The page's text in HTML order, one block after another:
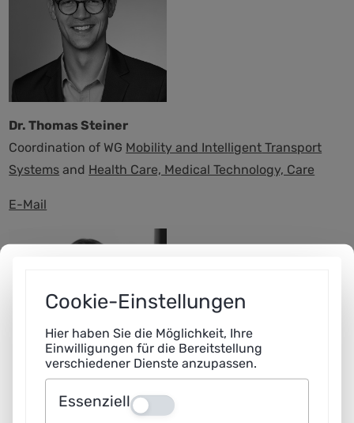
Dr. Thomas Steiner
Coordination of WG Mobility and Intelligent Transport
Systems and Health Care, Medical Technology, Care
E-Mail
Dr. Erduana Wald
Cookie-Einstellungen
Hier haben Sie die Möglichkeit, Ihre
Einwilligungen für die Bereitstellung
verschiedener Dienste anzupassen.
Essenziell Aus